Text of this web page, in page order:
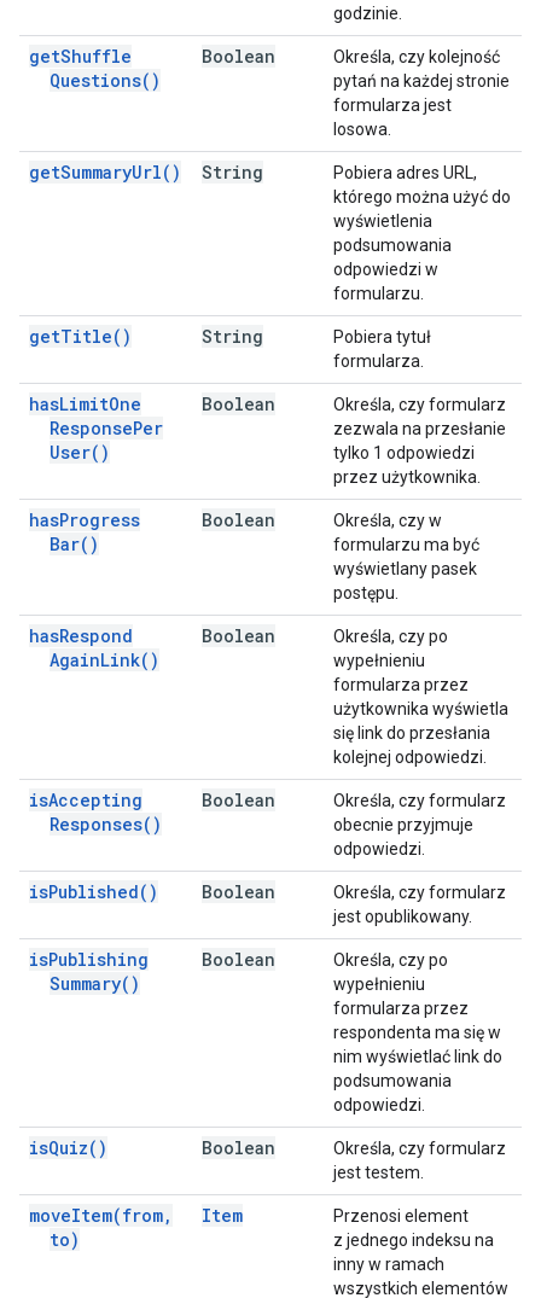
godzinie.
getShuffle
Questions( )
Boolean
Określa, czy kolejność
pytań na każdej stronie
formularza jest
losowa.
getSummaryUrl( ) String
Pobiera adres URL,
którego można użyć do
wyświetlenia
podsumowania
odpowiedzi w
formularzu.
getTitle( ) String
Pobiera tytuł
formularza.
hasLimitOne
ResponsePer
User( )
Boolean
Określa, czy formularz
zezwala na przesłanie
tylko 1 odpowiedzi
przez użytkownika.
hasProgress
Bar( )
Boolean
Określa, czy w
formularzu ma być
wyświetlany pasek
postępu.
hasRespond
AgainLink( )
Boolean
Określa, czy po
wypełnieniu
formularza przez
użytkownika wyświetla
się link do przesłania
kolejnej odpowiedzi.
isAccepting
Responses( )
Boolean
Określa, czy formularz
obecnie przyjmuje
odpowiedzi.
isPublished( ) Boolean
Określa, czy formularz
jest opublikowany.
isPublishing
Summary( )
Boolean
Określa, czy po
wypełnieniu
formularza przez
respondenta ma się w
nim wyświetlać link do
podsumowania
odpowiedzi.
isQuiz( ) Boolean
Określa, czy formularz
jest testem.
moveItem(from,
to)
Item
Przenosi element
z jednego indeksu na
inny w ramach
wszystkich elementów